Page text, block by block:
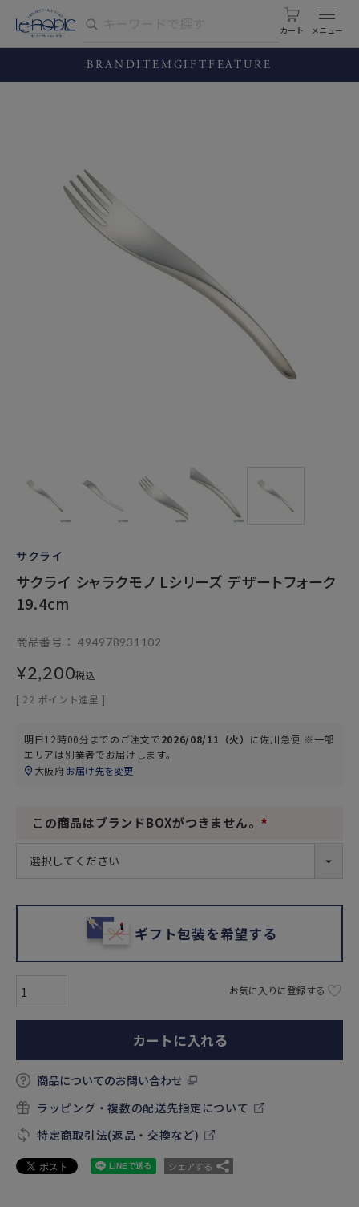
カート
BRANDITEM GIFT FEATURE
サクライ
サクライ シャラクモノ Lシリーズ デザートフォーク
19.4cm
商品番号 494978931102
¥2,200税込
[ 22 ポイント進呈 ]
明日12時00分までのご注文で2026/08/11（火） に佐川急便 ※一部
エリアは別業者でお届けします。
大阪府お届け先を変更
この商品はブランドBOXがつきません。
ギフト包装を希望する
お気に入りに登録する
カートに入れる
商品についてのお問い合わせ
ラッピング・複数の配送先指定について
特定商取引法(返品・交換など)
シェアする